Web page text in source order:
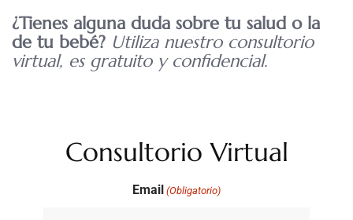
¿Tienes alguna duda sobre tu salud o la
de tu bebé? Utiliza nuestro consultorio
virtual, es gratuito y confidencial.
Consultorio Virtual
Email (Obligatorio)